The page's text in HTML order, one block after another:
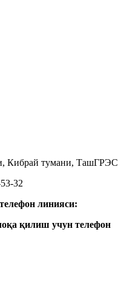
Кибрай тумани, ТашГРЭС
32
линияси:
қилиш учун телефон